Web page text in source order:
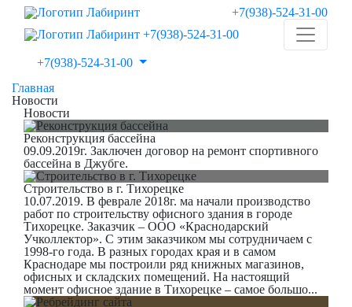
+7(938)-524-31-00
+7(938)-524-31-00
+7(938)-524-31-00
Главная
Новости
Новости
Реконструкция бассейна
09.09.2019г. Заключен договор на ремонт спортивного
бассейна в Джубге.
Строительство в г. Тихорецке
10.07.2019. В феврале 2018г. ма начали производство
работ по строительству офисного здания в городе
Тихорецке. Заказчик – ООО «Краснодарский
Учколлектор». С этим заказчиком мы сотрудничаем с
1998-го года. В разных городах края и в самом
Краснодаре мы построили ряд книжных магазинов,
офисных и складских помещений. На настоящий
момент офисное здание в Тихорецке – самое большо...